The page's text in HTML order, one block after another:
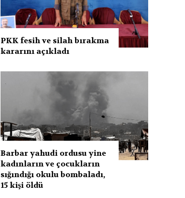
PKK fesih ve silah bırakma
kararını açıkladı
Barbar yahudi ordusu yine
kadınların ve çocukların
sığındığı okulu bombaladı,
15 kişi öldü